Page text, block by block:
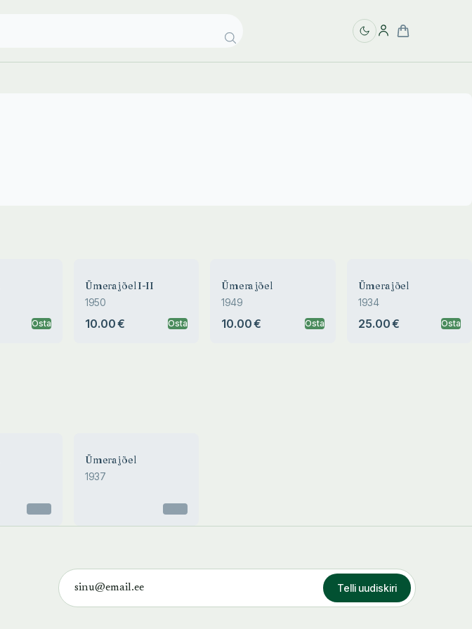
Osta
Ümera jõel I-II
1950
10.00 € Osta
Ümera jõel
1949
10.00 € Osta
ÜMERA JÕEL
Ümera jõel
1934
25.00 € Osta
Ümera jõel
1937
Telli uudiskiri